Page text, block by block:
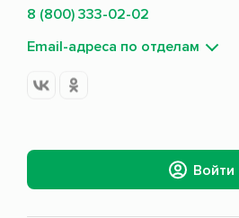
8 (800) 333-02-02
Email-адреса по отделам
Войти